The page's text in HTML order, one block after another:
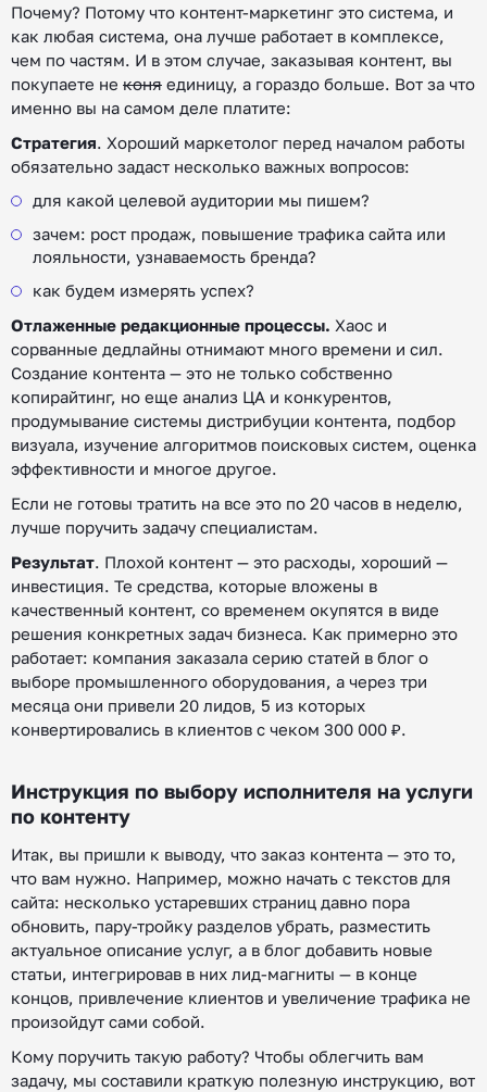
Почему? Потому что контент-маркетинг это система, и
как любая система, она лучше работает в комплексе,
чем по частям. И в этом случае, заказывая контент, вы
покупаете не коня единицу, а гораздо больше. Вот за что
именно вы на самом деле платите:
Стратегия. Хороший маркетолог перед началом работы
обязательно задаст несколько важных вопросов:
для какой целевой аудитории мы пишем?
зачем: рост продаж, повышение трафика сайта или
лояльности, узнаваемость бренда?
как будем измерять успех?
Отлаженные редакционные процессы. Хаос и
сорванные дедлайны отнимают много времени и сил.
Создание контента — это не только собственно
копирайтинг, но еще анализ ЦА и конкурентов,
продумывание системы дистрибуции контента, подбор
визуала, изучение алгоритмов поисковых систем, оценка
эффективности и многое другое.
Если не готовы тратить на все это по 20 часов в неделю,
лучше поручить задачу специалистам.
Результат. Плохой контент — это расходы, хороший —
инвестиция. Те средства, которые вложены в
качественный контент, со временем окупятся в виде
решения конкретных задач бизнеса. Как примерно это
работает: компания заказала серию статей в блог о
выборе промышленного оборудования, а через три
месяца они привели 20 лидов, 5 из которых
конвертировались в клиентов с чеком 300 000 ₽.
Инструкция по выбору исполнителя на услуги
по контенту
Итак, вы пришли к выводу, что заказ контента — это то,
что вам нужно. Например, можно начать с текстов для
сайта: несколько устаревших страниц давно пора
обновить, пару-тройку разделов убрать, разместить
актуальное описание услуг, а в блог добавить новые
статьи, интегрировав в них лид-магниты — в конце
концов, привлечение клиентов и увеличение трафика не
произойдут сами собой.
Кому поручить такую работу? Чтобы облегчить вам
задачу, мы составили краткую полезную инструкцию, вот